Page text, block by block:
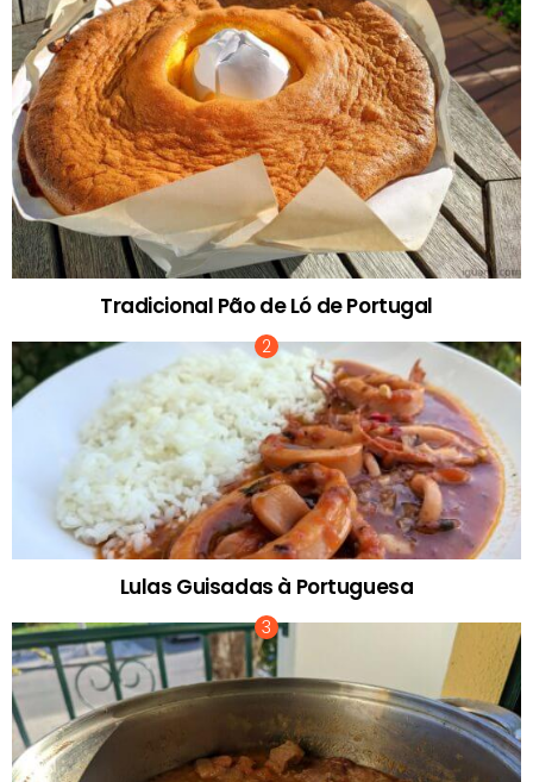
Tradicional Pão de Ló de Portugal
Lulas Guisadas à Portuguesa